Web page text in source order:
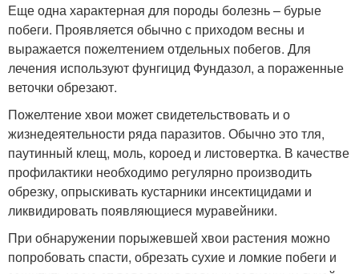
Еще одна характерная для породы болезнь – бурые
побеги. Проявляется обычно с приходом весны и
выражается пожелтением отдельных побегов. Для
лечения используют фунгицид Фундазол, а пораженные
веточки обрезают.
Пожелтение хвои может свидетельствовать и о
жизнедеятельности ряда паразитов. Обычно это тля,
паутинный клещ, моль, короед и листовертка. В качестве
профилактики необходимо регулярно производить
обрезку, опрыскивать кустарники инсектицидами и
ликвидировать появляющиеся муравейники.
При обнаружении порыжевшей хвои растения можно
попробовать спасти, обрезать сухие и ломкие побеги и